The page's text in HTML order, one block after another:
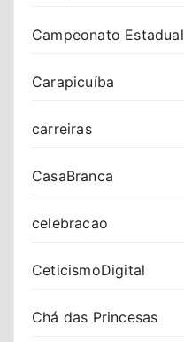
Campeonato Estadual
Carapicuíba
carreiras
CasaBranca
celebracao
CeticismoDigital
Chá das Princesas